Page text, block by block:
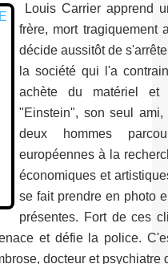
Louis Carrier apprend
frère, mort tragiquement
décide aussitôt de
la société qui l'a
achète du matériel et
"Einstein", son seul
deux hommes
européennes à la
économiques et
se fait prendre en photo
présentes. Fort de ces
et défie la police.
docteur et